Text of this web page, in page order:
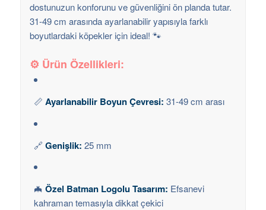
dostunuzun konforunu ve güvenliğini ön planda tutar.
31-49 cm arasında ayarlanabilir yapısıyla farklı
boyutlardaki köpekler için ideal! 🐾
⚙️ Ürün Özellikleri:
📏 Ayarlanabilir Boyun Çevresi: 31-49 cm arası
🔗 Genişlik: 25 mm
🦇 Özel Batman Logolu Tasarım: Efsanevi
kahraman temasıyla dikkat çekici